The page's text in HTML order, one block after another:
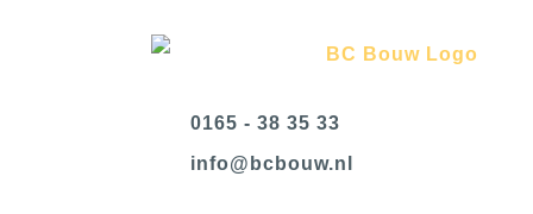
0165 - 38 35 33
ln.wuobcb
@ofni